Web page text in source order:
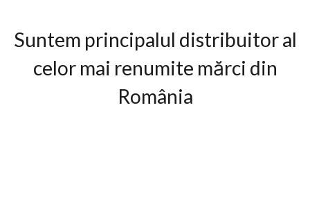
Suntem principalul distribuitor al
celor mai renumite mărci din
România